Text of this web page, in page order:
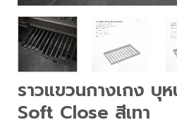
ราวแขวนกางเกง บุ
Soft Close สีเทา